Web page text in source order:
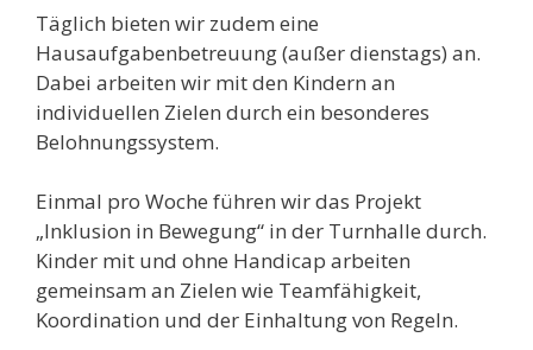
Täglich bieten wir zudem eine
Hausaufgabenbetreuung (außer dienstags) an.
Dabei arbeiten wir mit den Kindern an
individuellen Zielen durch ein besonderes
Belohnungssystem.
Einmal pro Woche führen wir das Projekt
„Inklusion in Bewegung“ in der Turnhalle durch.
Kinder mit und ohne Handicap arbeiten
gemeinsam an Zielen wie Teamfähigkeit,
Koordination und der Einhaltung von Regeln.